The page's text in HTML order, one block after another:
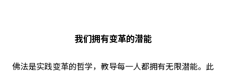
我们拥有变革的潜能
佛法是实践变革的哲学，教导每一人都拥有无限潜能。此